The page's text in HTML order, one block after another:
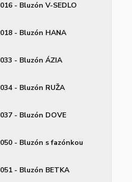
016 - Bluzón V-SEDLO
018 - Bluzón HANA
033 - Bluzón ÁZIA
034 - Bluzón RUŽA
037 - Bluzón DOVE
050 - Bluzón s fazónkou
051 - Bluzón BETKA